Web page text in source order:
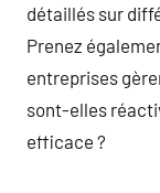
détaillés sur
Prenez
entreprises
sont-elles
efficace ?